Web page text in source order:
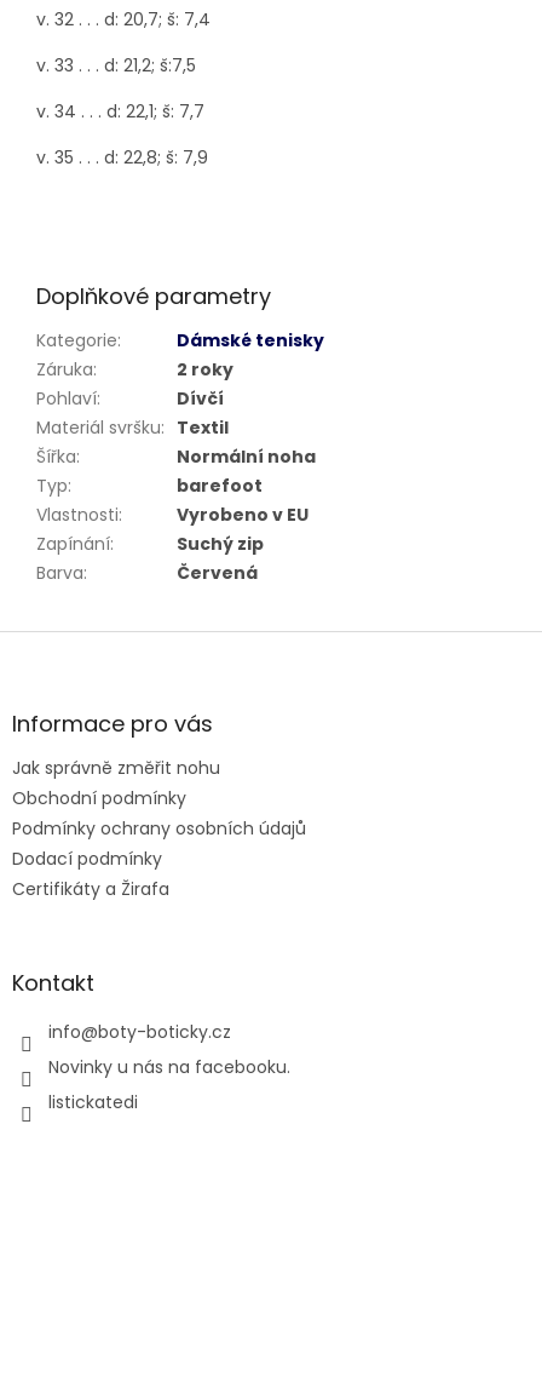
v. 32 . . . d: 20,7; š: 7,4
v. 33 . . . d: 21,2; š:7,5
v. 34 . . . d: 22,1; š: 7,7
v. 35 . . . d: 22,8; š: 7,9
Doplňkové parametry
Kategorie:
Dámské tenisky
Záruka:
2 roky
Pohlaví:
Dívčí
Materiál svršku: Textil
Šířka:
Normální noha
Typ:
barefoot
Vlastnosti:
Vyrobeno v EU
Zapínání:
Suchý zip
Barva: Červená
Z
aInformace pro vás
Jak správně změřit nohu
Obchodní podmínky
Podmínky ochrany osobních údajů
Dodací podmínky
Certifikáty a Žirafa
Kontakt
info@boty-boticky.cz
Novinky u nás na facebooku.
listickatedi